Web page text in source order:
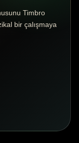
Timbro
bir çalışmaya